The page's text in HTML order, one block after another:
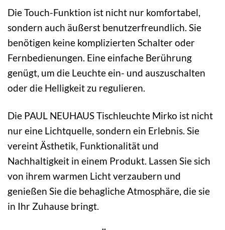
Die Touch-Funktion ist nicht nur komfortabel,
sondern auch äußerst benutzerfreundlich. Sie
benötigen keine komplizierten Schalter oder
Fernbedienungen. Eine einfache Berührung
genügt, um die Leuchte ein- und auszuschalten
oder die Helligkeit zu regulieren.
Die PAUL NEUHAUS Tischleuchte Mirko ist nicht
nur eine Lichtquelle, sondern ein Erlebnis. Sie
vereint Ästhetik, Funktionalität und
Nachhaltigkeit in einem Produkt. Lassen Sie sich
von ihrem warmen Licht verzaubern und
genießen Sie die behagliche Atmosphäre, die sie
in Ihr Zuhause bringt.